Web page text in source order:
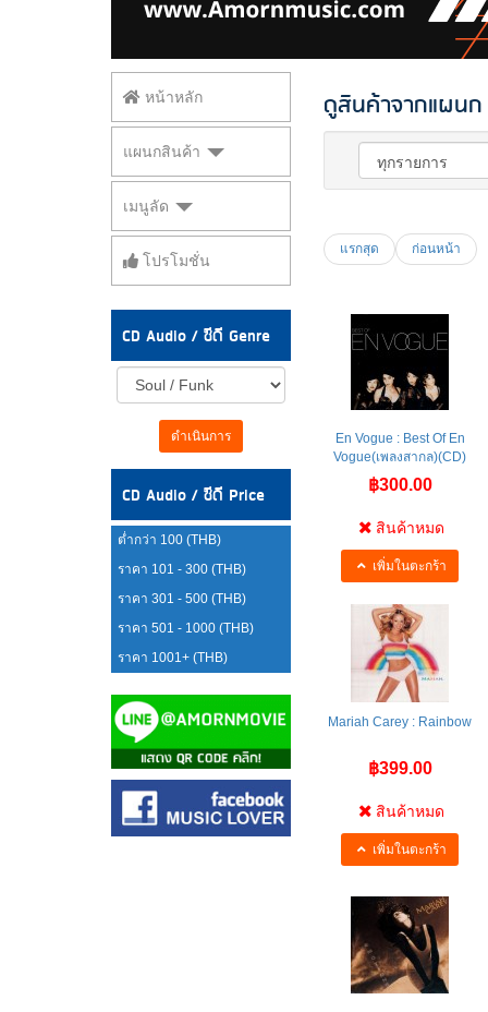
หน้าหลัก
แผนกสินค้า
เมนูลัด
โปรโมชั่น
CD Audio / ซีดี Genre
ดำเนินการ
CD Audio / ซีดี Price
ต่ำกว่า 100 (THB)
ราคา 101 - 300 (THB)
ราคา 301 - 500 (THB)
ราคา 501 - 1000 (THB)
ราคา 1001+ (THB)
ดูสินค้าจากแผนก
แรกสุด ก่อนหน้า
En Vogue : Best Of En
Vogue(เพลงสากล)(CD)
฿300.00
สินค้าหมด
เพิ่มในตะกร้า
Mariah Carey : Rainbow
฿399.00
สินค้าหมด
เพิ่มในตะกร้า